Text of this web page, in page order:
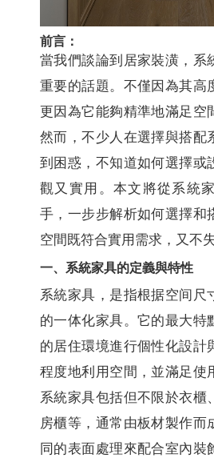
前言：
當我們談論到居家裝潢，系
重要的話題。不僅因為其高
更因為它能夠精準地滿足空
然而，不少人在選擇與搭配
到困惑，不知道如何選擇或
觀又實用。本文將從系統
手，一步步解析如何選擇和
空間既符合實用需求，又不
一、系統家具的定義與特性
系統家具，是指根据空间尺
的一体化家具。它的最大特
的居住環境進行個性化設計
程度地利用空間，並滿足使
系統家具包括但不限於衣櫃
房櫃等，通常由板材製作而
同的表面處理來配合室內裝